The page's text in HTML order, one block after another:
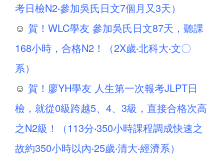
考日檢N2‧參加吳氏日文7個月又3天）
☺ 賀！WLC學友 參加吳氏日文87天，聽課
168小時，合格N2！（2X歲‧北科大‧文〇
系）
☺ 賀！廖YH學友 人生第一次報考JLPT日
檢，就從0級跨越5、4、3級，直接合格次高
之N2級！（113分‧350小時課程調成快速之
故約350小時以內‧25歲‧清大‧經濟系）